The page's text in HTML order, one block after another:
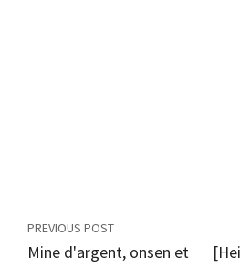
PREVIOUS POST
Mine d'argent, onsen et